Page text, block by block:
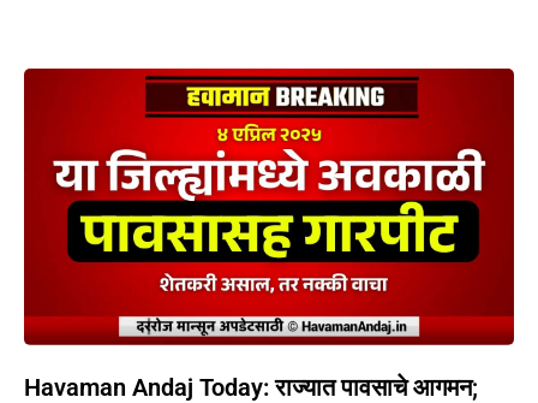
Havaman Andaj Today: राज्यात पावसाचे आगमन;